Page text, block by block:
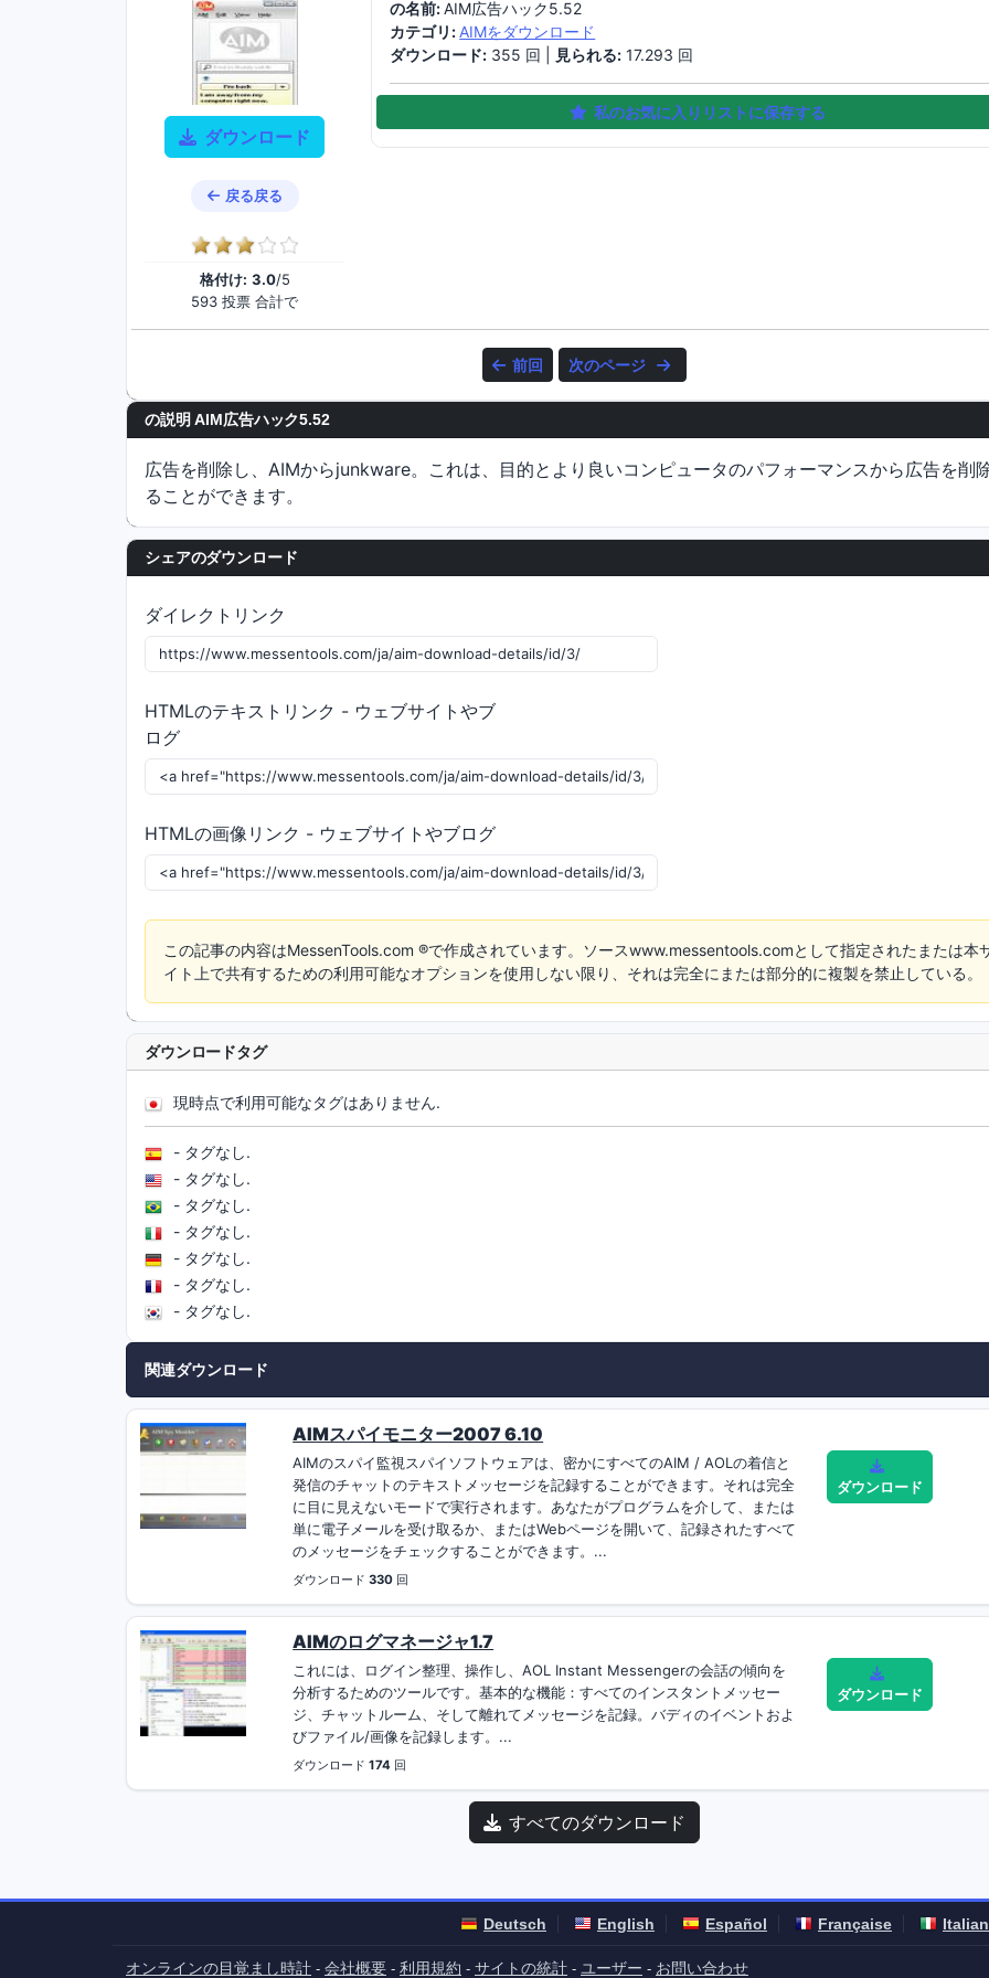
ダウンロード
戻る戻る
格付け: 3.0/5
593 投票 合計で
の名前:AIM広告ハック5.52
カテゴリ: AIMをダウンロード
ダウンロード: 355 回 | 見られる: 17.293 回
私のお気に入りリストに保存する
前回 次のページ
の説明 AIM広告ハック5.52
広告を削除し、AIMからjunkware。これは、目的とより良いコンピュータのパフォーマンスから広告を削
ることができます。
シェアのダウンロード
ダイレクトリンク
HTMLのテキストリンク - ウェブサイトやブ
ログ
HTMLの画像リンク - ウェブサイトやブログ
この記事の内容はMessenTools.com ®で作成されています。ソースwww.messentools.comとして指定されたまたは本
イト上で共有するための利用可能なオプションを使用しない限り、それは完全にまたは部分的に複製を禁止している。
ダウンロードタグ
現時点で利用可能なタグはありません.
- タグなし.
- タグなし.
- タグなし.
- タグなし.
- タグなし.
- タグなし.
- タグなし.
関連ダウンロード
AIMスパイモニター2007 6.10
AIMのスパイ監視スパイソフトウェアは、密かにすべてのAIM / AOLの着信と
発信のチャットのテキストメッセージを記録することができます。それは完全
に目に見えないモードで実行されます。あなたがプログラムを介して、または
単に電子メールを受け取るか、またはWebページを開いて、記録されたすべて
のメッセージをチェックすることができます。...
ダウンロード330 回
ダウンロード
AIMのログマネージャ1.7
これには、ログイン整理、操作し、AOL Instant Messengerの会話の傾向を
分析するためのツールです。基本的な機能：すべてのインスタントメッセー
ジ、チャットルーム、そして離れてメッセージを記録。バディのイベントおよ
びファイル/画像を記録します。...
ダウンロード174 回
ダウンロード
すべてのダウンロード
Deutsch English Español Française
オンラインの目覚まし時計 - 会社概要 - 利用規約 - サイトの統計 - ユーザー - お問い合わせ